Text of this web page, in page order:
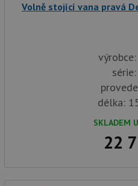
Volně stojící vana pravá
délka:
SKLADEM
22